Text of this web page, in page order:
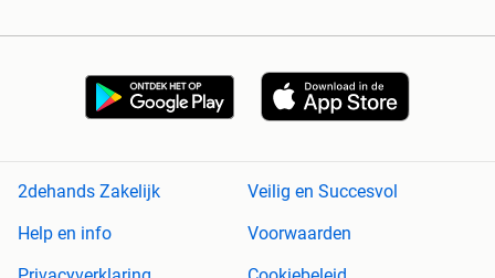
2dehands Zakelijk
Veilig en Succesvol
Help en info
Voorwaarden